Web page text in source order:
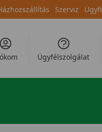
Szerviz
Ügyfélszolgálat